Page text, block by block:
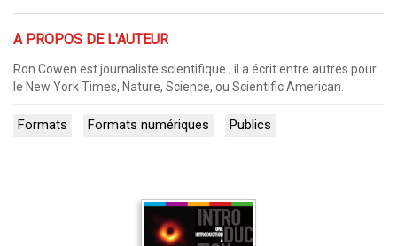
A PROPOS DE L'AUTEUR
Ron Cowen est journaliste scientifique ; il a écrit entre autres pour
le New York Times, Nature, Science, ou Scientific American.
Formats Formats numériques Publics